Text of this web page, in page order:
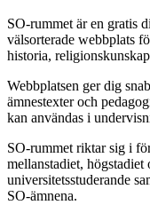
SO-rummet är en gratis
välsorterade webbplats
historia,
Webbplatsen ger dig
ämnestexter och
kan användas i
SO-rummet riktar sig i
mellanstadiet,
universitetsstuderande
SO-ämnena.